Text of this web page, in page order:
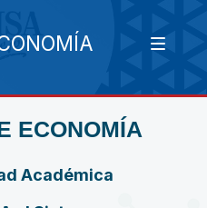
ECONOMÍA
Académica